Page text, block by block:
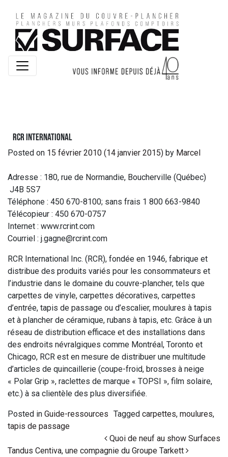
RCR International
Posted on 15 février 2010 (14 janvier 2015) by Marcel
Adresse : 180, rue de Normandie, Boucherville (Québec)
J4B 5S7
Téléphone : 450 670-8100; sans frais 1 800 663-9840
Télécopieur : 450 670-0757
Internet : www.rcrint.com
Courriel : j.gagne@rcrint.com
RCR International Inc. (RCR), fondée en 1946, fabrique et
distribue des produits variés pour les consommateurs et
l’industrie dans le domaine du couvre-plancher, tels que
carpettes de vinyle, carpettes décoratives, carpettes
d’entrée, tapis de passage ou d’escalier, moulures à tapis
et à plancher de céramique, rubans à tapis, etc. Grâce à un
réseau de distribution efficace et des installations dans
des endroits névralgiques comme Montréal, Toronto et
Chicago, RCR est en mesure de distribuer une multitude
d’articles de quincaillerie (coupe-froid, brosses à neige
« Polar Grip », raclettes de marque « TOPSI », film solaire,
etc.) à sa clientèle des plus diversifiée.
Posted in Guide-ressources Tagged carpettes, moulures,
tapis de passage
Quoi de neuf au show Surfaces
Tandus Centiva, une compagnie du Groupe Tarkett